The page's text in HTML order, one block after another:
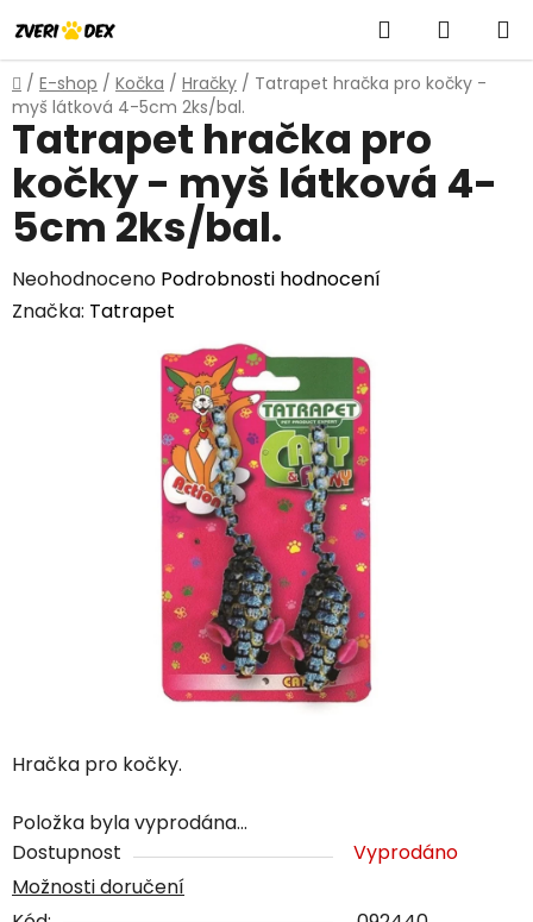
na
obsah
Hledat
KOŠÍK
Domů
/ E-shop / Kočka / Hračky / Tatrapet hračka pro kočky -
myš látková 4-5cm 2ks/bal.
Hračka pro kočky.
Položka byla vyprodána…
Dostupnost
Vyprodáno
Možnosti doručení
Tatrapet hračka pro
kočky - myš látková 4-
5cm 2ks/bal.
Průměrné
hodnocení
Neohodnoceno Podrobnosti hodnocení
Značka: Tatrapet